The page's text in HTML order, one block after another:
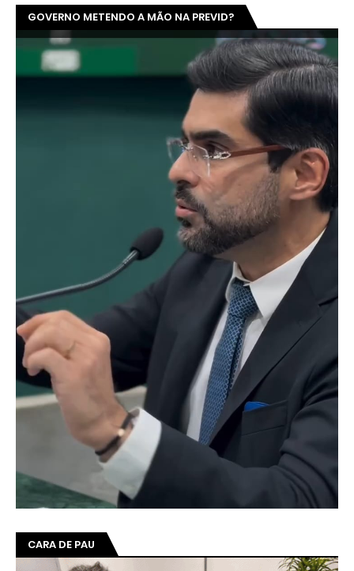
GOVERNO METENDO A MÃO NA PREVID?
CARA DE PAU